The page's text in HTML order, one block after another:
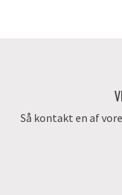
Så kontakt en af